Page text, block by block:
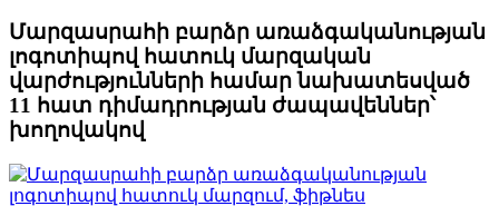
Մարզասրահի բարձր առաձգականության
լոգոտիպով հատուկ մարզական
վարժությունների համար նախատեսված
11 հատ դիմադրության ժապավեններ՝
խողովակով